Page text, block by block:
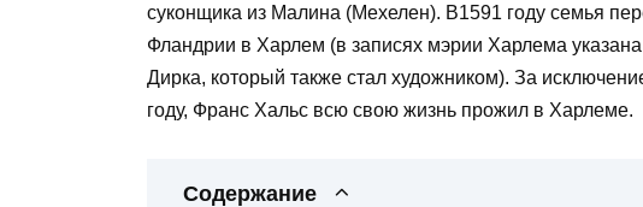
суконщика из Малина (Мехелен). В1591 году семья
Фландрии в Харлем (в записях мэрии Харлема
Дирка, который также стал художником). За
году, Франс Хальс всю свою жизнь прожил в Харлеме.
Содержание